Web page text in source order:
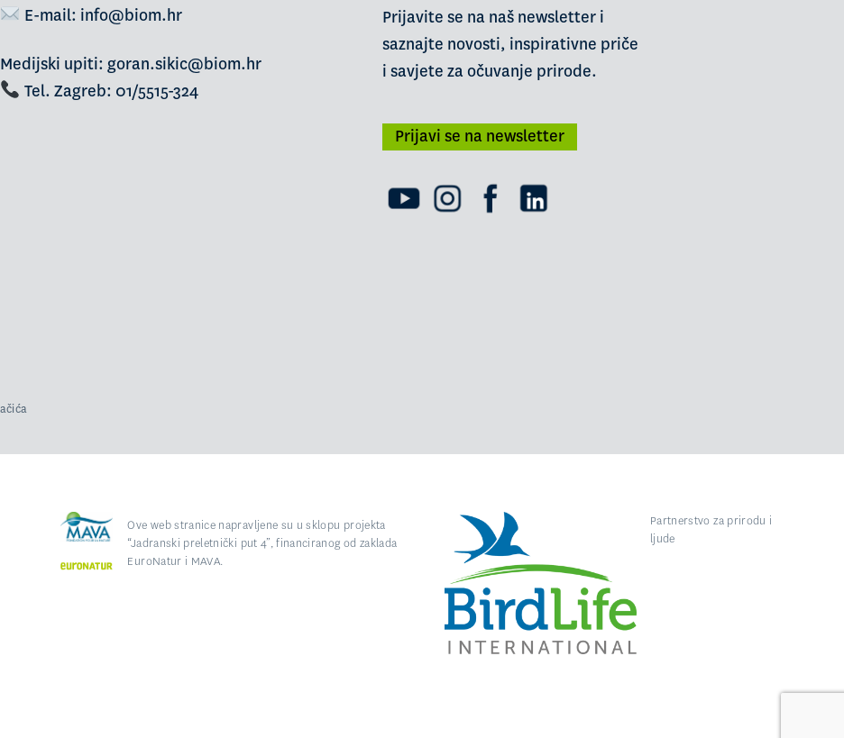
E-mail: info@biom.hr
Medijski upiti: goran.sikic@biom.hr
Tel. Zagreb: 01/5515-324
Prijavite se na naš newsletter i
saznajte novosti, inspirativne priče
i savjete za očuvanje prirode.
Prijavi se na newsletter
Ove web stranice napravljene su u sklopu projekta
“Jadranski preletnički put 4”, financiranog od zaklada
EuroNatur i MAVA.
Partnerstvo za prirodu i
ljude